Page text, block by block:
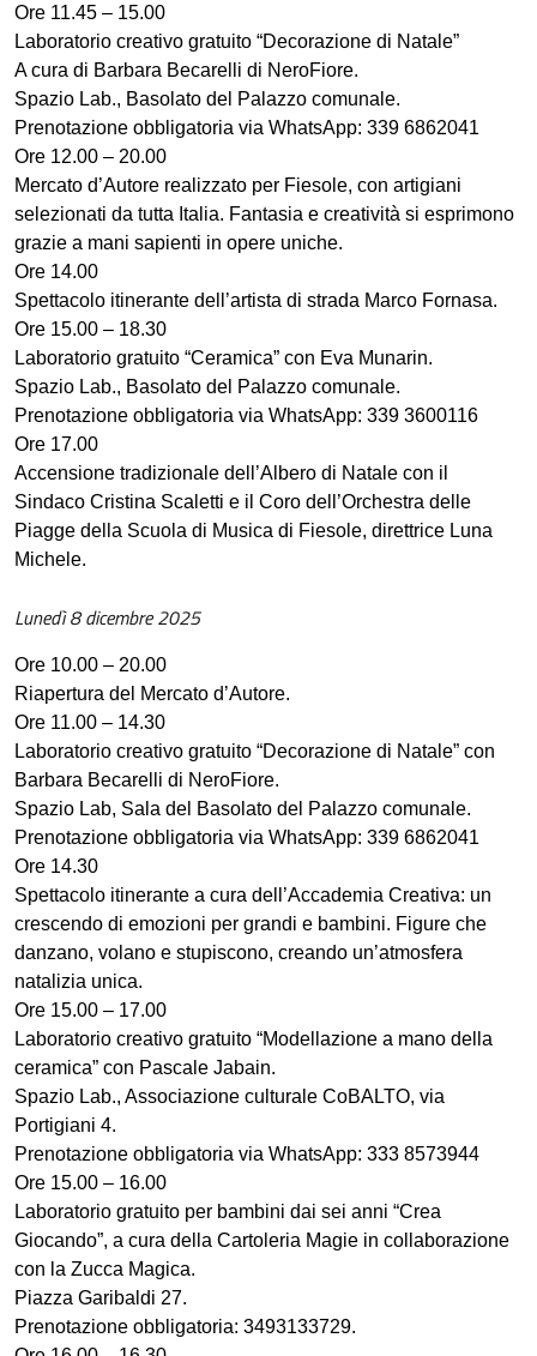
Ore 11.45 – 15.00
Laboratorio creativo gratuito “Decorazione di Natale”
A cura di Barbara Becarelli di NeroFiore.
Spazio Lab., Basolato del Palazzo comunale.
Prenotazione obbligatoria via WhatsApp: 339 6862041
Ore 12.00 – 20.00
Mercato d’Autore realizzato per Fiesole, con artigiani
selezionati da tutta Italia. Fantasia e creatività si esprimono
grazie a mani sapienti in opere uniche.
Ore 14.00
Spettacolo itinerante dell’artista di strada Marco Fornasa.
Ore 15.00 – 18.30
Laboratorio gratuito “Ceramica” con Eva Munarin.
Spazio Lab., Basolato del Palazzo comunale.
Prenotazione obbligatoria via WhatsApp: 339 3600116
Ore 17.00
Accensione tradizionale dell’Albero di Natale con il
Sindaco Cristina Scaletti e il Coro dell’Orchestra delle
Piagge della Scuola di Musica di Fiesole, direttrice Luna
Michele.
Lunedì 8 dicembre 2025
Ore 10.00 – 20.00
Riapertura del Mercato d’Autore.
Ore 11.00 – 14.30
Laboratorio creativo gratuito “Decorazione di Natale” con
Barbara Becarelli di NeroFiore.
Spazio Lab, Sala del Basolato del Palazzo comunale.
Prenotazione obbligatoria via WhatsApp: 339 6862041
Ore 14.30
Spettacolo itinerante a cura dell’Accademia Creativa: un
crescendo di emozioni per grandi e bambini. Figure che
danzano, volano e stupiscono, creando un’atmosfera
natalizia unica.
Ore 15.00 – 17.00
Laboratorio creativo gratuito “Modellazione a mano della
ceramica” con Pascale Jabain.
Spazio Lab., Associazione culturale CoBALTO, via
Portigiani 4.
Prenotazione obbligatoria via WhatsApp: 333 8573944
Ore 15.00 – 16.00
Laboratorio gratuito per bambini dai sei anni “Crea
Giocando”, a cura della Cartoleria Magie in collaborazione
con la Zucca Magica.
Piazza Garibaldi 27.
Prenotazione obbligatoria: 3493133729.